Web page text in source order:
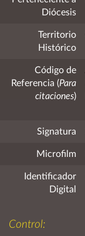
Diócesis
Territorio
Histórico
Código de
Referencia (Para
citaciones)
Signatura
Microfilm
Identificador
Digital
Control: